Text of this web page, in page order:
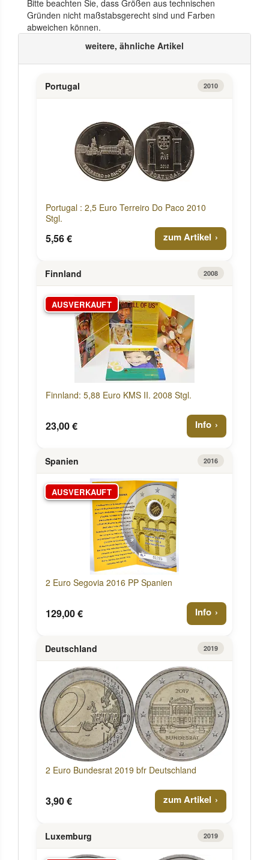
Bitte beachten Sie, dass Größen aus technischen
Gründen nicht maßstabsgerecht sind und Farben
abweichen können.
weitere, ähnliche Artikel
Portugal 2010
Portugal : 2,5 Euro Terreiro Do Paco 2010
Stgl.
5,56 € zum Artikel
Finnland 2008
AUSVERKAUFT
Finnland: 5,88 Euro KMS II. 2008 Stgl.
23,00 € Info
Spanien 2016
AUSVERKAUFT
2 Euro Segovia 2016 PP Spanien
129,00 € Info
Deutschland 2019
2 Euro Bundesrat 2019 bfr Deutschland
3,90 € zum Artikel
Luxemburg 2019